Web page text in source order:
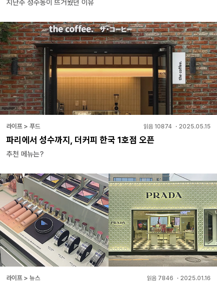
지난주 성수동이 뜨거웠던 이유
라이프 > 푸드 읽음 10874 ・ 2025.05.15
파리에서 성수까지, 더커피 한국 1호점 오픈
추천 메뉴는?
라이프 > 뉴스 읽음 7846 ・ 2025.01.16